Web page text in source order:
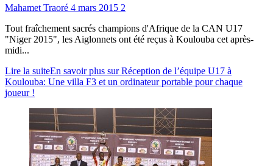
Mahamet Traoré 4 mars 2015 2
Tout fraîchement sacrés champions d'Afrique de la CAN U17
"Niger 2015", les Aiglonnets ont été reçus à Koulouba cet après-
midi...
Lire la suiteEn savoir plus sur Réception de l’équipe U17 à
Koulouba: Une villa F3 et un ordinateur portable pour chaque
joueur !